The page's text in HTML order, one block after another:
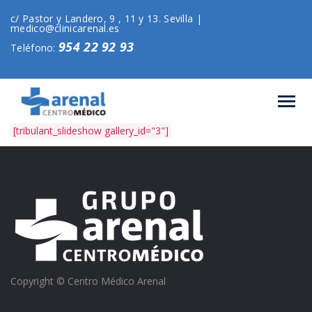
c/ Pastor y Landero, 9 , 11 y 13. Sevilla |
medico@clinicarenal.es
Teléfono: 954 22 92 93
[tribulant_slideshow gallery_id="3"]
Copyright © Centro Médico Arenal